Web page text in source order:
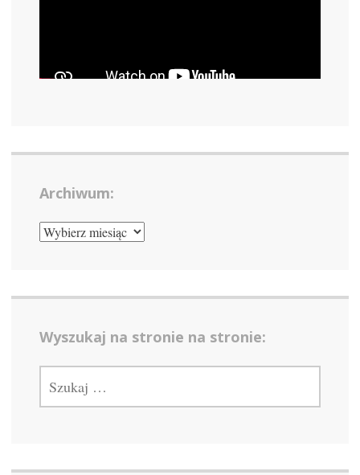
Archiwum:
ARCHIWUM:
Wyszukaj na stronie na stronie:
SZUKAJ: